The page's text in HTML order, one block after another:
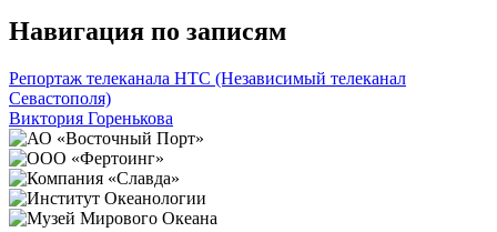
Навигация по записям
Репортаж телеканала НТС (Независимый телеканал
Севастополя)
Виктория Горенькова